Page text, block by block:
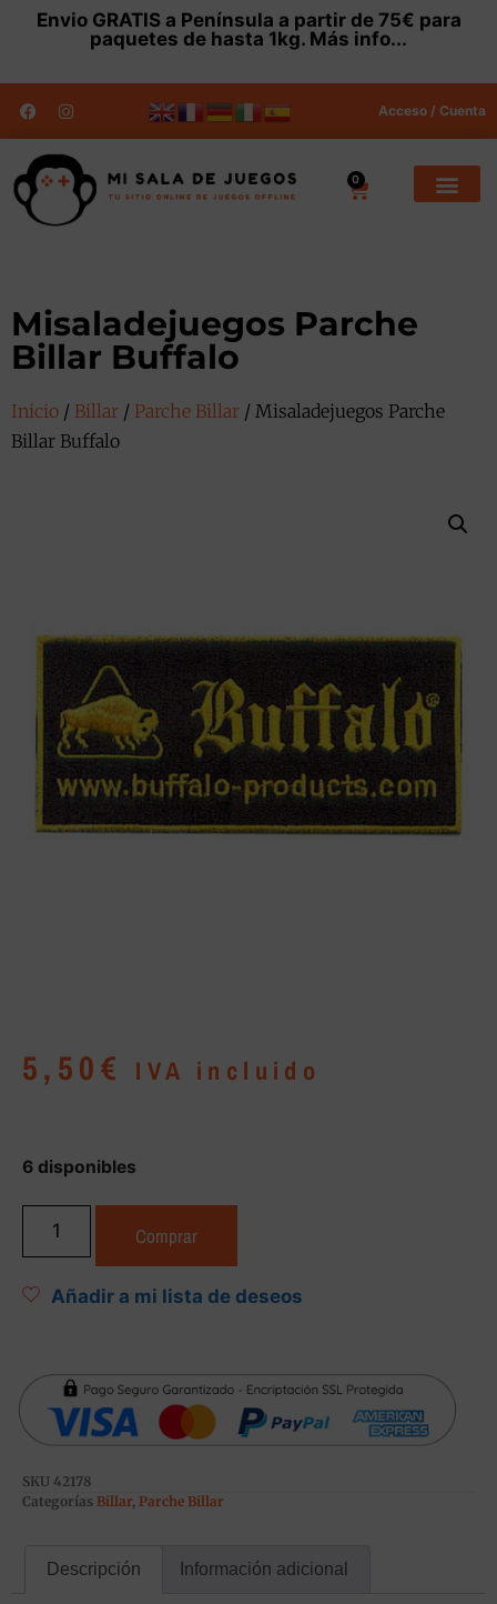
Envio GRATISa Península a partir de 75€ para
paquetes de hasta 1kg. Más info...
Acceso / Cuenta
0
Misaladejuegos Parche
Billar Buffalo
Inicio / Billar / Parche Billar / Misaladejuegos Parche
Billar Buffalo
5,50€ IVA incluido
6 disponibles
Comprar
Añadir a mi lista de deseos
SKU 42178
Categorías Billar, Parche Billar
Descripción Información adicional